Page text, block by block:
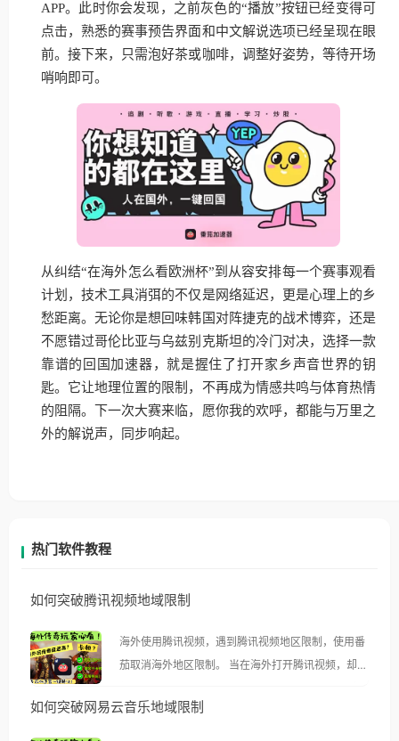
APP。此时你会发现，之前灰色的“播放”按钮已经变得可
点击，熟悉的赛事预告界面和中文解说选项已经呈现在眼
前。接下来，只需泡好茶或咖啡，调整好姿势，等待开场
哨响即可。
从纠结“在海外怎么看欧洲杯”到从容安排每一个赛事观看
计划，技术工具消弭的不仅是网络延迟，更是心理上的乡
愁距离。无论你是想回味韩国对阵捷克的战术博弈，还是
不愿错过哥伦比亚与乌兹别克斯坦的冷门对决，选择一款
靠谱的回国加速器，就是握住了打开家乡声音世界的钥
匙。它让地理位置的限制，不再成为情感共鸣与体育热情
的阻隔。下一次大赛来临，愿你我的欢呼，都能与万里之
外的解说声，同步响起。
热门软件教程
如何突破腾讯视频地域限制
海外使用腾讯视频，遇到腾讯视频地区限制，使用番
茄取消海外地区限制。 当在海外打开腾讯视频，却突
示语。 海外用户如香港、澳门、台湾、美国、加拿
如何突破网易云音乐地域限制